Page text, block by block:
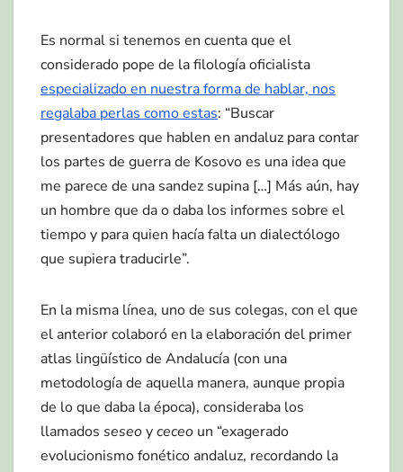
Es normal si tenemos en cuenta que el
considerado pope de la filología oficialista
especializado en nuestra forma de hablar, nos
regalaba perlas como estas: “Buscar
presentadores que hablen en andaluz para contar
los partes de guerra de Kosovo es una idea que
me parece de una sandez supina […] Más aún, hay
un hombre que da o daba los informes sobre el
tiempo y para quien hacía falta un dialectólogo
que supiera traducirle”.
En la misma línea, uno de sus colegas, con el que
el anterior colaboró en la elaboración del primer
atlas lingüístico de Andalucía (con una
metodología de aquella manera, aunque propia
de lo que daba la época), consideraba los
llamados seseoyceceo un “exagerado
evolucionismo fonético andaluz, recordando la